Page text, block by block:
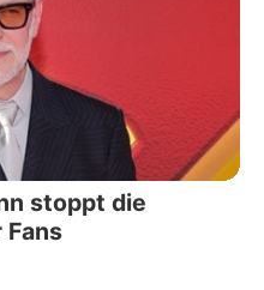
stoppt die